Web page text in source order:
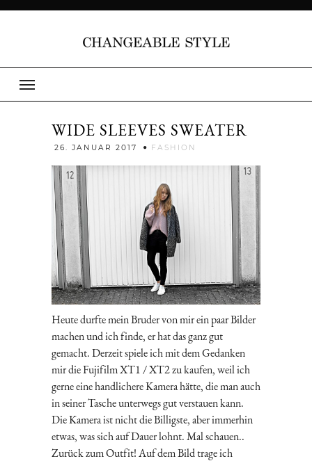
WIDE SLEEVES SWEATER
26. JANUAR 2017 FASHION
Heute durfte mein Bruder von mir ein paar Bilder
machen und ich finde, er hat das ganz gut
gemacht. Derzeit spiele ich mit dem Gedanken
mir die Fujifilm XT1 / XT2 zu kaufen, weil ich
gerne eine handlichere Kamera hätte, die man auch
in seiner Tasche unterwegs gut verstauen kann.
Die Kamera ist nicht die Billigste, aber immerhin
etwas, was sich auf Dauer lohnt. Mal schauen..
Zurück zum Outfit! Auf dem Bild trage ich